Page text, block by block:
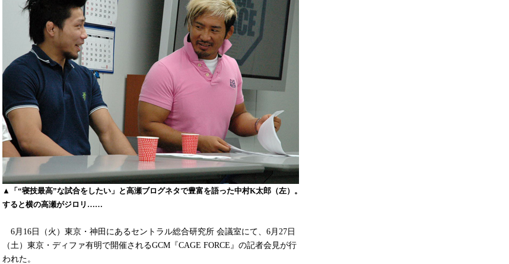
▲「“寝技最高”な試合をしたい」と高瀬ブログネタで豊富を語った中村K太郎（左）。
すると横の高瀬がジロリ……
6月16日（火）東京・神田にあるセントラル総合研究所 会議室にて、6月27日
（土）東京・ディファ有明で開催されるGCM『CAGE FORCE』の記者会見が行
われた。